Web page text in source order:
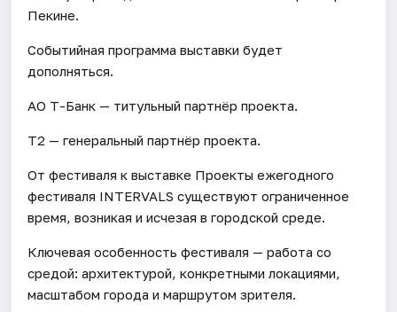
Пекине.
Событийная программа выставки будет
дополняться.
АО Т-Банк — титульный партнёр проекта.
T2 — генеральный партнёр проекта.
От фестиваля к выставке Проекты ежегодного
фестиваля INTERVALS существуют ограниченное
время, возникая и исчезая в городской среде.
Ключевая особенность фестиваля — работа со
средой: архитектурой, конкретными локациями,
масштабом города и маршрутом зрителя.